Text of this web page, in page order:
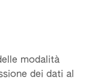
modalità
dei dati al